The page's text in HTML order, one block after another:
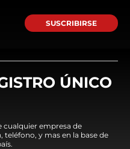
SUSCRIBIRSE
ÚNICO
cualquier empresa de
y mas en la base de